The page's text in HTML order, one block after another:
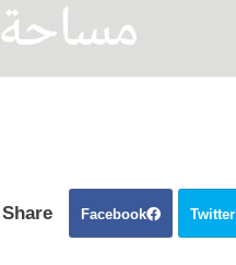
Facebook Twitter